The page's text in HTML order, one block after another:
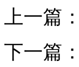
上一篇：
下一篇：